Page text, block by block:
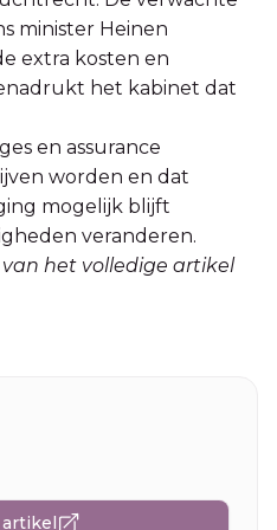
minister Heinen
extra kosten en
het kabinet dat
en assurance
worden en dat
mogelijk blijft
veranderen.
het volledige artikel